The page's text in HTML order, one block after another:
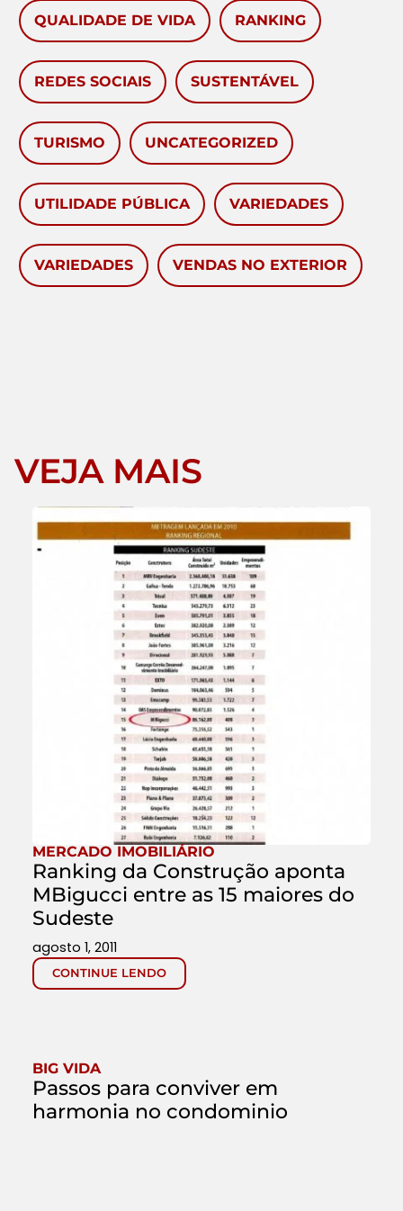
QUALIDADE DE VIDA RANKING
REDES SOCIAIS SUSTENTÁVEL
TURISMO UNCATEGORIZED
UTILIDADE PÚBLICA VARIEDADES
VARIEDADES VENDAS NO EXTERIOR
VEJA MAIS
MERCADO IMOBILIÁRIO
Ranking da Construção aponta
MBigucci entre as 15 maiores do
Sudeste
CONTINUE LENDO
agosto 1, 2011
BIG VIDA
Passos para conviver em
harmonia no condominio